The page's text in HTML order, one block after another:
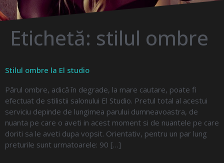
Etichetă: stilul ombre
Stilul ombre la El studio
Părul ombre, adică în degrade, la mare cautare, poate fi
efectuat de stilistii salonului El Studio. Pretul total al acestui
serviciu depinde de lungimea parului dumneavoastra, de
nuanta pe care o aveti in acest moment si de nuantele pe care
doriti sa le aveti dupa vopsit. Orientativ, pentru un par lung
preturile sunt urmatoarele: 90 […]